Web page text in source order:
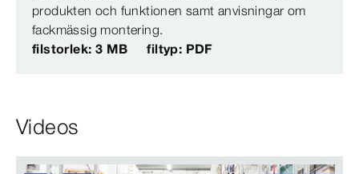
produkten och funktionen samt anvisningar om
fackmässig montering.
filstorlek: 3 MB
filtyp: PDF
Videos